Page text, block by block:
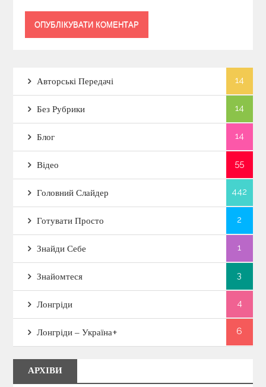
Авторські Передачі 14
Без Рубрики 14
Блог 14
Відео 55
Головний Слайдер 442
Готувати Просто 2
Знайди Себе 1
Знайомтеся 3
Лонгріди 4
Лонгріди – Україна+ 6
АРХІВИ